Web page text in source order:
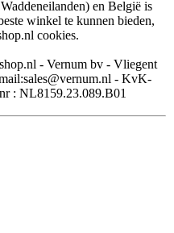
en België is
winkel te kunnen bieden,
cookies.
- Vernum bv - Vliegent
- KvK-
: NL8159.23.089.B01